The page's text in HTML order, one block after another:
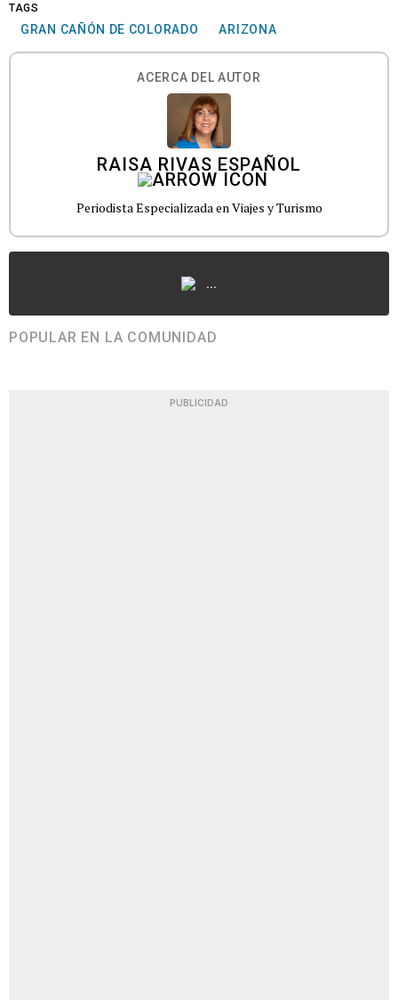
TAGS
GRAN CAÑÓN DE COLORADO ARIZONA
ACERCA DEL AUTOR
RAISA RIVAS ESPAÑOL
Periodista Especializada en Viajes y Turismo
...
POPULAR EN LA COMUNIDAD
PUBLICIDAD